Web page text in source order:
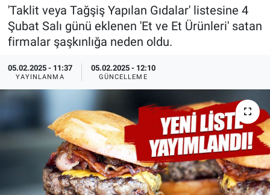
'Taklit veya Tağşiş Yapılan Gıdalar' listesine 4
Şubat Salı günü eklenen 'Et ve Et Ürünleri' satan
firmalar şaşkınlığa neden oldu.
05.02.2025 - 11:37
YAYINLANMA
05.02.2025 - 12:10
GÜNCELLEME
Dünya
Ege Saati
Ege'den Esintiler
Eğitim
Eğlence
Ekonomi
Spor
Yayın Akışı
İletişim
Son Dakika Haberleri
Haber Arşivi